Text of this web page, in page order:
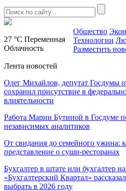
27 °C Переменная
Облачность
Общество
Технологии
Разместить
Лента новостей
Олег Михайлов, депутат Госдумы
сохранил присутствие в
влиятельности
Работа Марии Бутиной в Госдуме
независимых аналитиков
От свидания до семейного ужина:
представление о суши-ресторанах
Бухгалтер в штате или бухгалтер
«Бухгалтерский Квартал»
выбрать в 2026 году